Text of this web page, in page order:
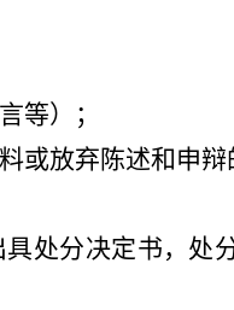
等）；
或放弃陈述和申辩
处分决定书，处